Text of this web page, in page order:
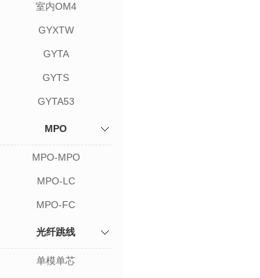
室内OM4
GYXTW
GYTA
GYTS
GYTA53
MPO
MPO-MPO
MPO-LC
MPO-FC
光纤跳线
单模单芯